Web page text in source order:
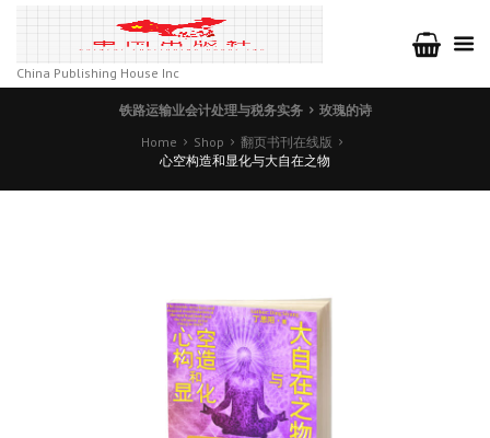
China Publishing House Inc
铁路运输业会计处理与税务实务
玫瑰的诗
Home
Shop
翻页书刊在线版
心空构造和显化与大自在之物